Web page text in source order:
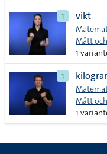
1 vikt
Mått
1
1
Mått
1